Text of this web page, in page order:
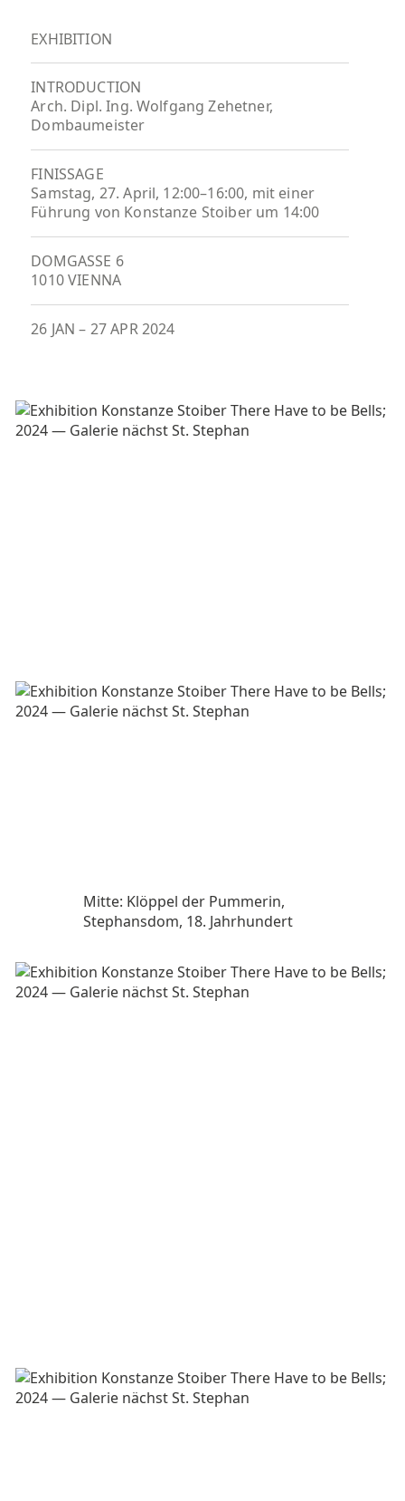
EXHIBITION
INTRODUCTION
Arch. Dipl. Ing. Wolfgang Zehetner,
Dombaumeister
FINISSAGE
Samstag, 27. April, 12:00–16:00, mit einer
Führung von Konstanze Stoiber um 14:00
DOMGASSE 6
1010 VIENNA
26 JAN – 27 APR 2024
Mitte: Klöppel der Pummerin,
Stephansdom, 18. Jahrhundert